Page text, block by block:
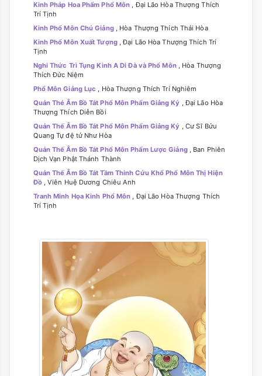
Kinh Pháp Hoa Phẩm Phổ Môn , Đại Lão Hòa Thượng Thích
Trí Tịnh
Kinh Phổ Môn Chú Giảng , Hòa Thượng Thích Thái Hòa
Kinh Phổ Môn Xuất Tượng , Đại Lão Hòa Thượng Thích Trí
Tịnh
Nghi Thức Trì Tụng Kinh A Di Đà và Phổ Môn , Hòa Thượng
Thích Đức Niệm
Phổ Môn Giảng Lục , Hòa Thượng Thích Trí Nghiêm
Quán Thé Âm Bồ Tát Phổ Môn Phẩm Giảng Ký , Đại Lão Hòa
Thượng Thích Diễn Bồi
Quán Thế Âm Bồ Tát Phổ Môn Phẩm Giảng Ký , Cư Sĩ Bửu
Quang Tự đệ tử Như Hòa
Quán Thế Âm Bồ Tát Phổ Môn Phẩm Lược Giảng , Ban Phiên
Dịch Vạn Phật Thánh Thành
Quán Thế Âm Bồ Tát Tầm Thinh Cứu Khổ Phổ Môn Thị Hiện
Đồ , Viên Huệ Dương Chiêu Anh
Tranh Minh Họa Kinh Phổ Môn , Đại Lão Hòa Thượng Thích
Trí Tịnh